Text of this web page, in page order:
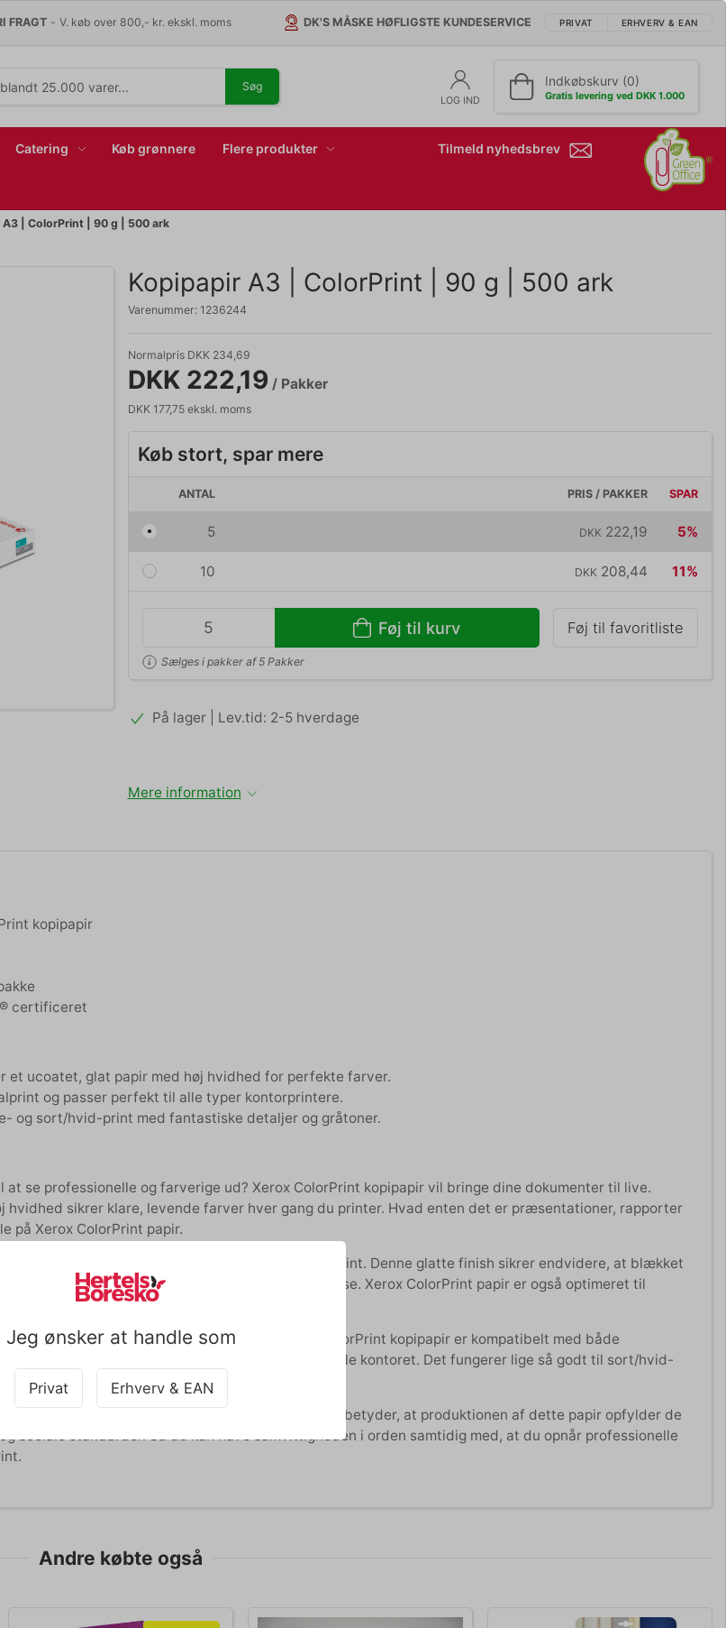
FRAGT -V. køb over 800,- kr. ekskl. moms DK'S MÅSKE HØFLIGSTE KUNDESERVICE PRIVAT ERHVERV & EAN
Søg
LOG IND
Indkøbskurv (0)
Gratis levering ved DKK 1.000
Catering Køb grønnere Flere produkter Tilmeld nyhedsbrev
A3 | ColorPrint | 90 g | 500 ark
Jeg ønsker at handle som
Privat Erhverv & EAN
Kopipapir A3 | ColorPrint | 90 g | 500 ark
Varenummer: 1236244
Normalpris DKK 234,69
DKK 222,19 / Pakker
DKK 177,75 ekskl. moms
Køb stort, spar mere
ANTAL PRIS / PAKKER SPAR
Føj til kurv
Sælges i pakker af 5 Pakker
Føj til favoritliste
5 DKK 222,19 5%
10 DKK 208,44 11%
På lager | Lev.tid: 2-5 hverdage
Mere information
kopipapir
certificeret
et ucoatet, glat papir med høj hvidhed for perfekte farver.
og passer perfekt til alle typer kontorprintere.
og sort/hvid-print med fantastiske detaljer og gråtoner.
se professionelle og farverige ud? Xerox ColorPrint kopipapir vil bringe dine dokumenter til live.
hvidhed sikrer klare, levende farver hver gang du printer. Hvad enten det er præsentationer, rapporter
på Xerox ColorPrint papir.
hvilket giver en jævn og ren overflade til dine print. Denne glatte finish sikrer endvidere, at blækket
problemer med blæksmøring eller afgivelse. Xerox ColorPrint papir er også optimeret til
til det perfekte valg for kontoret.
forskellige typer printere på dit kontor? Xerox ColorPrint kopipapir er kompatibelt med både
så du kan bruge det på tværs af hele kontoret. Det fungerer lige så godt til sort/hvid-
sikrer fantastiske detaljer samt gråtoner.
Vores Xerox ColorPrint er FSC®-certificeret. Det betyder, at produktionen af dette papir opfylder de
sociale standarder. Så du kan have samvittigheden i orden samtidig med, at du opnår professionelle
Andre købte også